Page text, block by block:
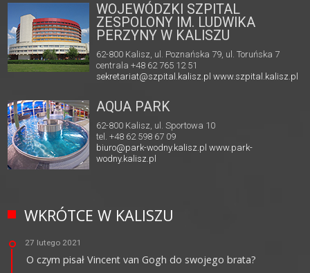
WOJEWÓDZKI SZPITAL
ZESPOLONY IM. LUDWIKA
PERZYNY W KALISZU
62-800 Kalisz, ul. Poznańska 79, ul. Toruńska 7
centrala +48 62 765 12 51
sekretariat@szpital.kalisz.pl www.szpital.kalisz.pl
AQUA PARK
62-800 Kalisz, ul. Sportowa 10
tel. +48 62 598 67 09
biuro@park-wodny.kalisz.pl www.park-
wodny.kalisz.pl
WKRÓTCE W KALISZU
27 lutego 2021
O czym pisał Vincent van Gogh do swojego brata?